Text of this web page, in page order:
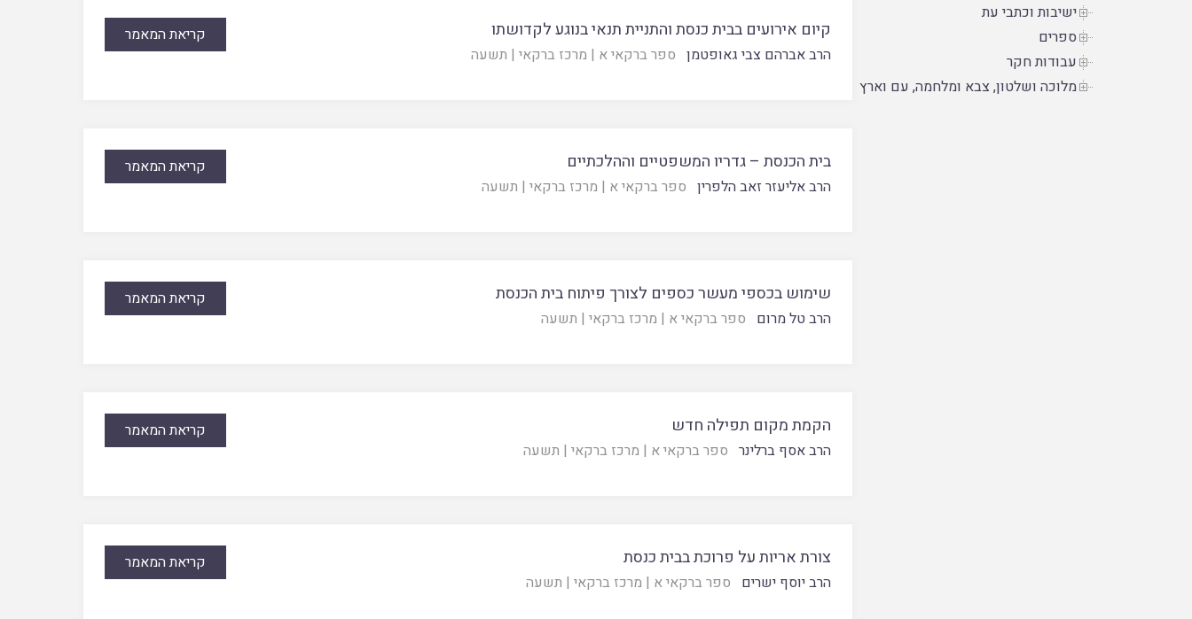
ישיבות וכתבי עת
ספרים
עבודות חקר
מלוכה ושלטון, צבא ומלחמה, עם וארץ
קיום אירועים בבית כנסת והתניית תנאי בנוגע לקדושתו
הרב אברהם צבי גאופטמן ספר ברקאי א | מרכז ברקאי | תשעה
קריאת המאמר
בית הכנסת – גדריו המשפטיים וההלכתיים
הרב אליעזר זאב הלפרין ספר ברקאי א | מרכז ברקאי | תשעה
קריאת המאמר
שימוש בכספי מעשר כספים לצורך פיתוח בית הכנסת
הרב טל מרום ספר ברקאי א | מרכז ברקאי | תשעה
קריאת המאמר
הקמת מקום תפילה חדש
הרב אסף ברלינר ספר ברקאי א | מרכז ברקאי | תשעה
קריאת המאמר
צורת אריות על פרוכת בבית כנסת
הרב יוסף ישרים ספר ברקאי א | מרכז ברקאי | תשעה
קריאת המאמר